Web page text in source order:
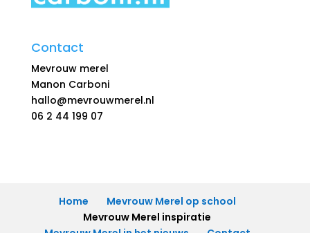
Contact
Mevrouw merel
Manon Carboni
hallo@mevrouwmerel.nl
06 2 44 199 07
Home
Mevrouw Merel op school
Mevrouw Merel inspiratie